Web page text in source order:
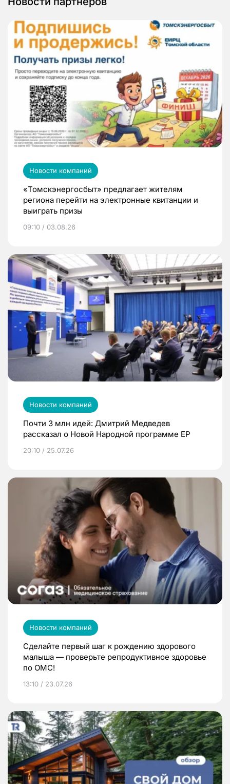
Новости компаний
«Томскэнергосбыт» предлагает жителям
региона перейти на электронные квитанции и
выиграть призы
09:10 / 03.08.26
Новости компаний
Почти 3 млн идей: Дмитрий Медведев
рассказал о Новой Народной программе ЕР
20:10 / 25.07.26
Новости компаний
Сделайте первый шаг к рождению здорового
малыша — проверьте репродуктивное здоровье
по ОМС!
13:10 / 23.07.26